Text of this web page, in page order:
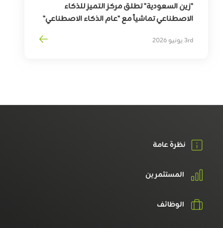
"زين السعودية" تطلق مركز التميز للذكاء
الاصطناعي تماشياً مع "عام الذكاء الاصطناعي"
3rd يونيو 2026
نظرة عامة
المستثمرين
الوظائف